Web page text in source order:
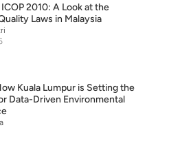
2010: A Look at the
Laws in Malaysia
Kuala Lumpur is Setting the
Data-Driven Environmental